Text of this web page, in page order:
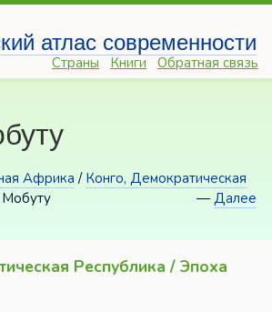
атлас современности
Страны Книги Обратная связь
Африка / Конго, Демократическая
—Далее
Республика / Эпоха